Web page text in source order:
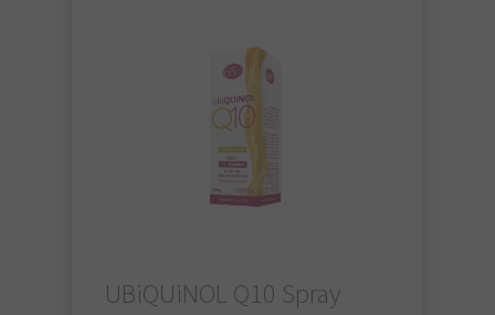
UBiQUiNOL Q10 Spray